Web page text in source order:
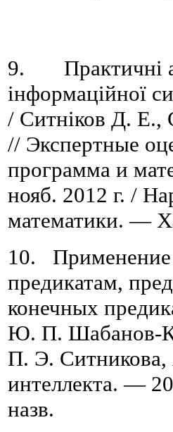
9. Практичні
інформаційної
/ Ситніков Д. Е.,
// Экспертные
программа и
нояб. 2012 г. /
математики. —
10. Применение
предикатам,
конечных
Ю. П. Шабанов-
П. Э.
интеллекта. —
назв.